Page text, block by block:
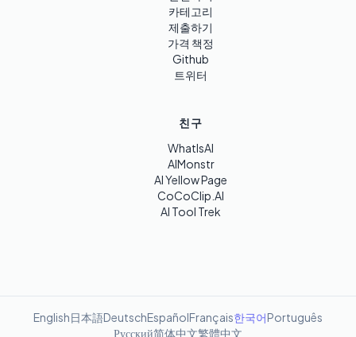
카테고리
제출하기
가격 책정
Github
트위터
친구
WhatIsAI
AIMonstr
AI Yellow Page
CoCoClip.AI
AI Tool Trek
English日本語DeutschEspañolFrançais한국어Português
Русский简体中文繁體中文